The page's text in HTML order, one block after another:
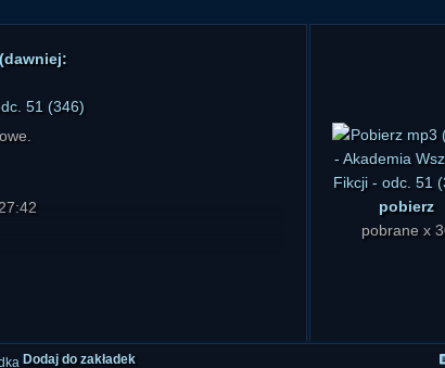
51 (346)
pobierz
pobrane x 30
Dodaj do zakładek